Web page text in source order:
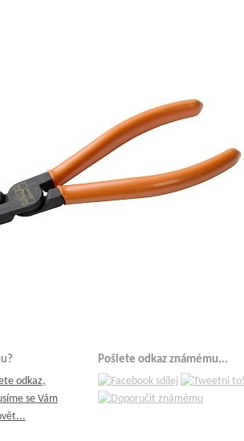
odkaz,
se Vám
Pošlete odkaz známému...